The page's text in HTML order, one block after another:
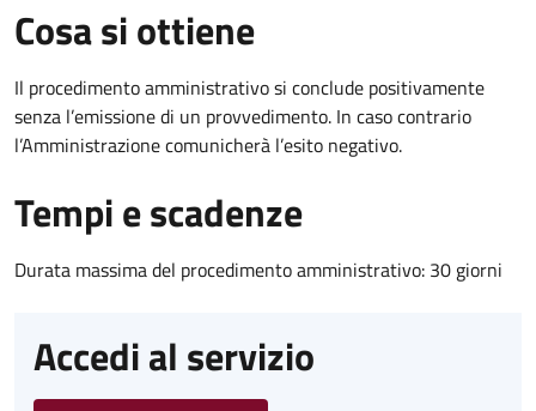
Cosa si ottiene
Il procedimento amministrativo si conclude positivamente
senza l’emissione di un provvedimento. In caso contrario
l’Amministrazione comunicherà l’esito negativo.
Tempi e scadenze
Durata massima del procedimento amministrativo: 30 giorni
Accedi al servizio